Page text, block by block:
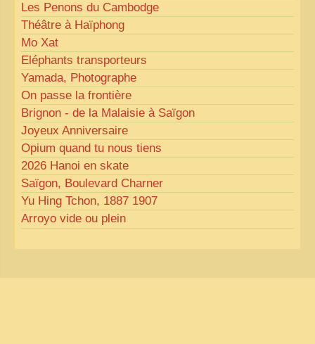
Les Penons du Cambodge
Théâtre à Haïphong
Mo Xat
Eléphants transporteurs
Yamada, Photographe
On passe la frontière
Brignon - de la Malaisie à Saïgon
Joyeux Anniversaire
Opium quand tu nous tiens
2026 Hanoi en skate
Saïgon, Boulevard Charner
Yu Hing Tchon, 1887 1907
Arroyo vide ou plein